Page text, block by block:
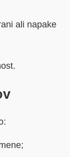
ali napake